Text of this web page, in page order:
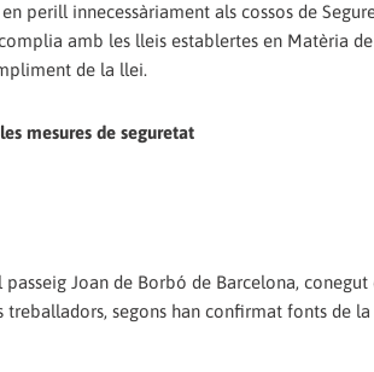
perill innecessàriament als cossos de
amb les lleis establertes en Matèria de
de la llei.
mesures de seguretat
Joan de Borbó de Barcelona, conegut
segons han confirmat fonts de la